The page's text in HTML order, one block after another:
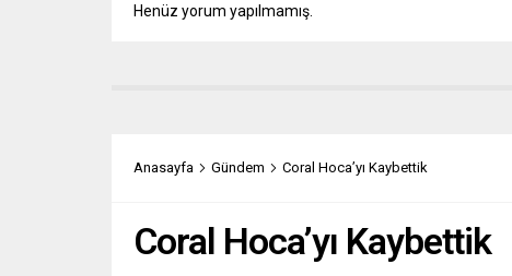
Henüz yorum yapılmamış.
Anasayfa Gündem Coral Hoca’yı Kaybettik
Coral Hoca’yı Kaybettik